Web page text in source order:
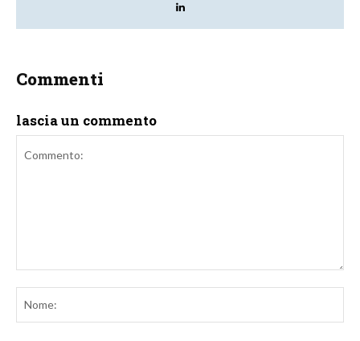
Commenti
lascia un commento